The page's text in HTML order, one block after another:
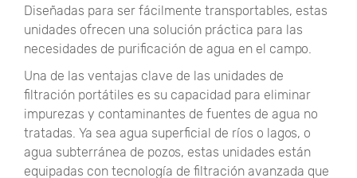
Diseñadas para ser fácilmente transportables, estas
unidades ofrecen una solución práctica para las
necesidades de purificación de agua en el campo.
Una de las ventajas clave de las unidades de
filtración portátiles es su capacidad para eliminar
impurezas y contaminantes de fuentes de agua no
tratadas. Ya sea agua superficial de ríos o lagos, o
agua subterránea de pozos, estas unidades están
equipadas con tecnología de filtración avanzada que